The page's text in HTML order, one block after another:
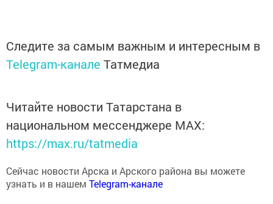
Telegram-каналеТатмедиа
Читайте новости Татарстана в
национальном мессенджере MАХ:
https://max.ru/tatmedia
узнать и в нашемTelegram-канале